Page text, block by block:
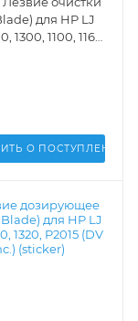
для HP LJ
1300, 1100, 1160,
5L (DV Inc.) -
О ПОСТУПЛЕНИИ